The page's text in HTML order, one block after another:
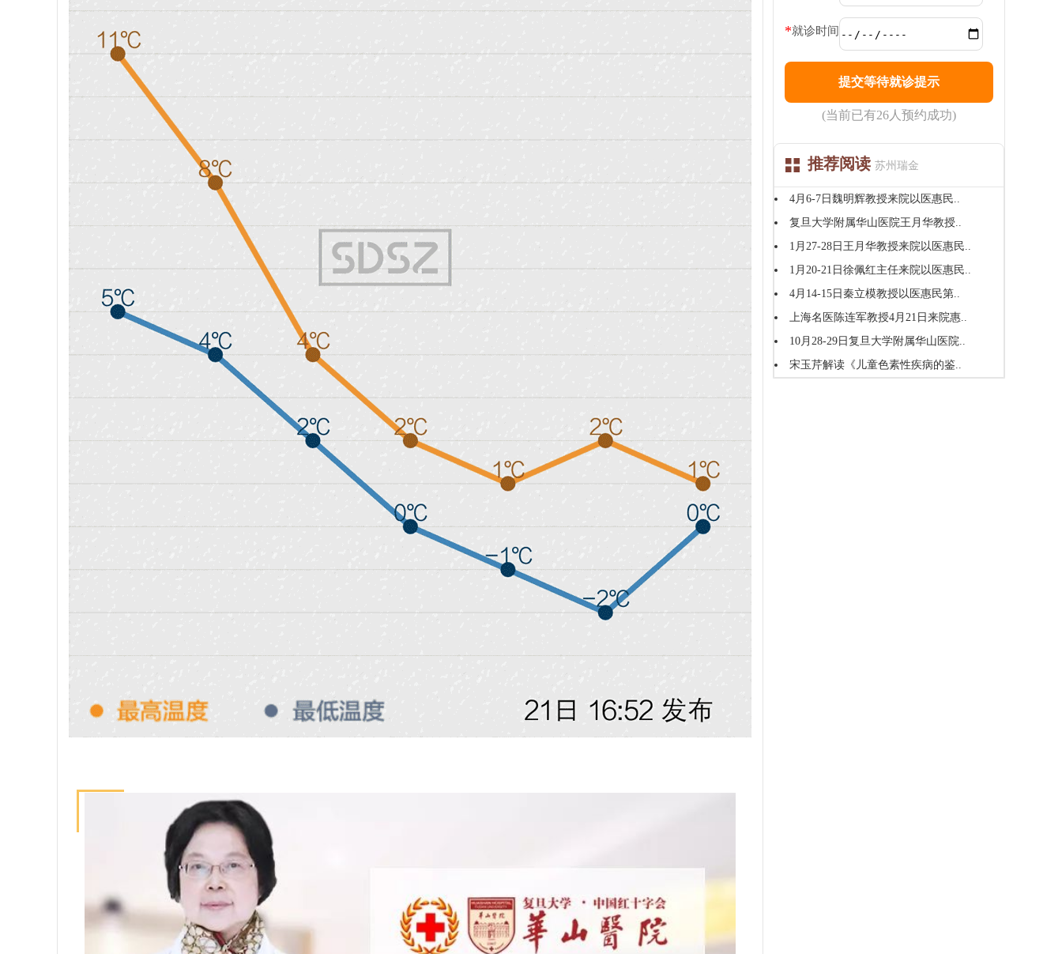
*就诊时间
(当前已有26人预约成功)
推荐阅读 苏州瑞金
4月6-7日魏明辉教授来院以医惠民..
复旦大学附属华山医院王月华教授..
1月27-28日王月华教授来院以医惠民..
1月20-21日徐佩红主任来院以医惠民..
4月14-15日秦立模教授以医惠民第..
上海名医陈连军教授4月21日来院惠..
10月28-29日复旦大学附属华山医院..
宋玉芹解读《儿童色素性疾病的鉴..